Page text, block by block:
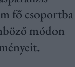
fő csoportba
módon